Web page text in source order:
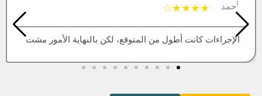
كانت أطول من المتوقع، لكن بالنهاية الأمور مشت العقار